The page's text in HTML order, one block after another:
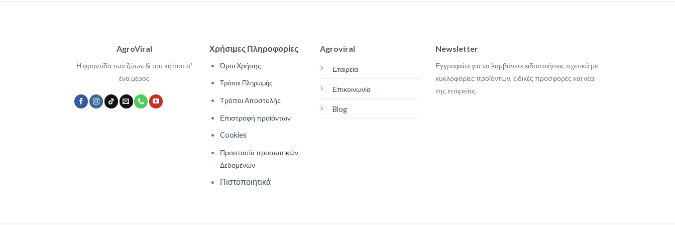
AgroViral
Η φροντίδα των ζώων & του κήπου σ'
ένα μέρος
Χρήσιμες Πληροφορίες
Όροι Χρήσης
Τρόποι Πληρωμής
Τρόποι Αποστολής
Επιστροφή προϊόντων
Cookies
Προστασία προσωπικών
Δεδομένων
Πιστοποιητικά
Agroviral
Εταιρεία
Επικοινωνία
Blog
Newsletter
Εγγραφείτε για να λαμβάνετε ειδοποιήσεις σχετικά με
κυκλοφορίες προϊόντων, ειδικές προσφορές και νέα
της εταιρείας.